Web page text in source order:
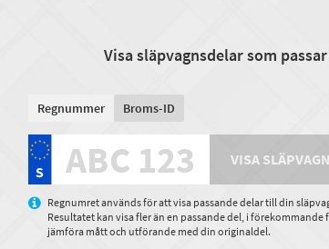
Visa släpvagnsdelar som passar
Regnummer Broms-ID
VISA
Regnumret används för att visa passande delar till din
Resultatet kan visa fler än en passande del, i förekommande
jämföra mått och utförande med din originaldel.